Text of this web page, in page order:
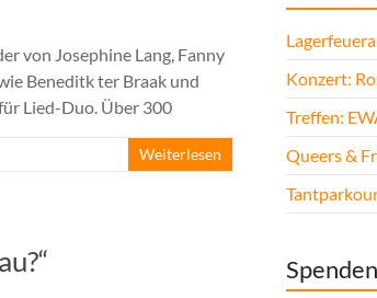
von Josephine Lang, Fanny
Beneditk ter Braak und
Lied-Duo. Über 300
Weiterlesen
Konzert:
Treffen:
Queers &